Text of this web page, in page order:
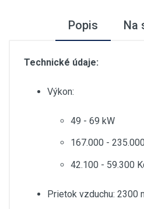
Popis Na
Technické údaje:
Výkon:
49 - 69 kW
167.000 -
42.100 - 59.300
Prietok vzduchu: 2300